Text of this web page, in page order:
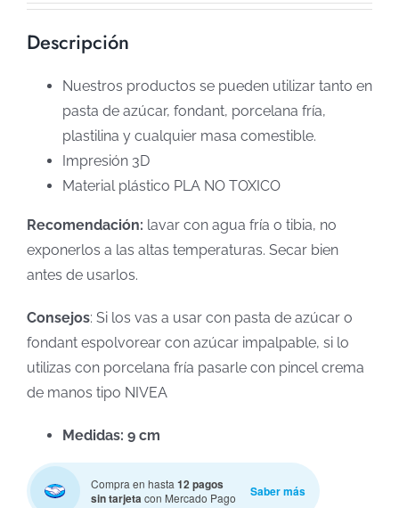
Descripción
Nuestros productos se pueden utilizar tanto en
pasta de azúcar, fondant, porcelana fría,
plastilina y cualquier masa comestible.
Impresión 3D
Material plástico PLA NO TOXICO
Recomendación: lavar con agua fría o tibia, no
exponerlos a las altas temperaturas. Secar bien
antes de usarlos.
Consejos: Si los vas a usar con pasta de azúcar o
fondant espolvorear con azúcar impalpable, si lo
utilizas con porcelana fría pasarle con pincel crema
de manos tipo NIVEA
Medidas: 9 cm
Compra en hasta 12 pagos
sin tarjetacon Mercado Pago Saber más